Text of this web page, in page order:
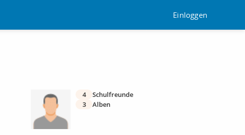
Einloggen
4
Schulfreunde
3
Alben